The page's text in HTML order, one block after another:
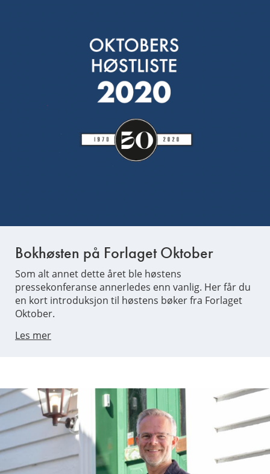
Bokhøsten på Forlaget Oktober
Som alt annet dette året ble høstens
pressekonferanse annerledes enn vanlig. Her får du
en kort introduksjon til høstens bøker fra Forlaget
Oktober.
Les mer